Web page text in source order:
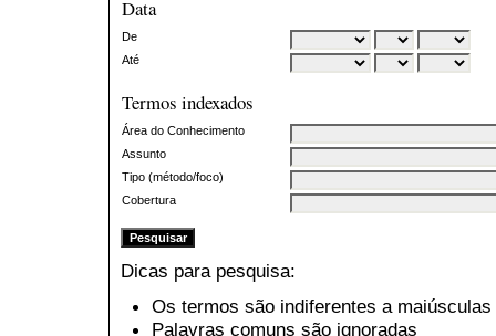
Data
De
Até
Termos indexados
Área do Conhecimento
Assunto
Tipo (método/foco)
Cobertura
Dicas para pesquisa:
Os termos são indiferentes a
Palavras comuns são ignoradas